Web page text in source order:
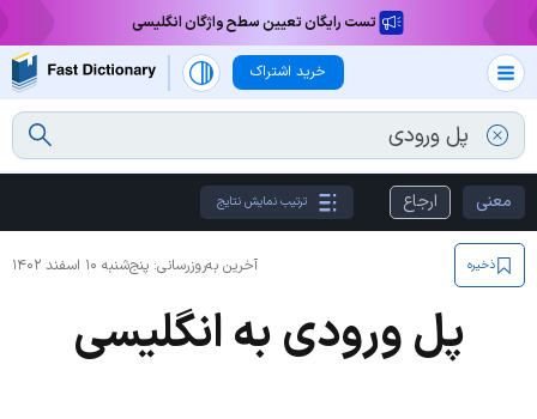
تست رایگان تعیین سطح واژگان انگلیسی
خرید اشتراک
معنی ارجاع ترتیب نمایش نتایج
آخرین به‌روزرسانی: پنج‌شنبه ۱۰ اسفند ۱۴۰۲ ذخیره
پل ورودی به انگلیسی